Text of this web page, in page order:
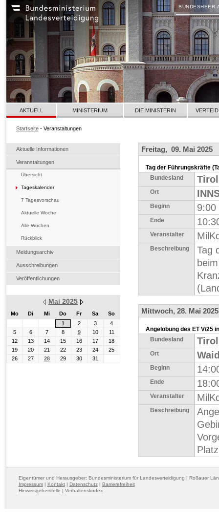
Aktuelle Informationen
Veranstaltungen
Übersicht
Tageskalender
7 Tagesvorschau
Aktuelle Woche
Alle Wochen
Rückblick
Meldungsarchiv
Ausschreibungen
Veröffentlichungen
Mai 2025
Mo Di Mi Do Fr Sa
So
1
2 3
4
5
6 7 8 9 10
11
12
13 14 15 16 17
18
19
20 21 22 23 24
25
26
27 28 29 30 31
AKTUELL MINISTERIUM DIE MINISTERIN
Startseite- Veranstaltungen
Freitag, 09. Mai 2025
Tag der Führungskräfte
Bundesland
Tirol
Ort
Beginn 9:00
Ende
Veranstalter
Beschreibung
Tag
Mittwoch, 28. Mai 2025
Angelobung des ET V/25
Bundesland
Tirol
Ort
Beginn
Ende
Veranstalter
Beschreibung
Eigentümer und Herausgeber: Bundesministerium für Landesverteidigung | Roßauer
Impressum| Kontakt| Datenschutz| Barrierefreiheit
Hinweisgeberstelle | Verhaltenskodex